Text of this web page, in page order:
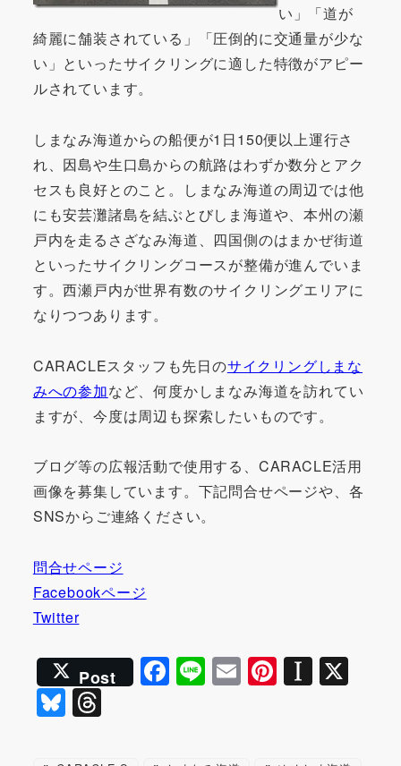
い」「道が
綺麗に舗装されている」「圧倒的に交通量が少な
い」といったサイクリングに適した特徴がアピー
ルされています。
しまなみ海道からの船便が1日150便以上運行さ
れ、因島や生口島からの航路はわずか数分とアク
セスも良好とのこと。しまなみ海道の周辺では他
にも安芸灘諸島を結ぶとびしま海道や、本州の瀬
戸内を走るさざなみ海道、四国側のはまかぜ街道
といったサイクリングコースが整備が進んでいま
す。西瀬戸内が世界有数のサイクリングエリアに
なりつつあります。
CARACLEスタッフも先日のサイクリングしまな
みへの参加など、何度かしまなみ海道を訪れてい
ますが、今度は周辺も探索したいものです。
ブログ等の広報活動で使用する、CARACLE活用
画像を募集しています。下記問合せページや、各
SNSからご連絡ください。
問合せページ
Facebookページ
Twitter
Post F
a
e
Li
n
E
m
Pi
nt
e
In
st
p
Bl
u
T